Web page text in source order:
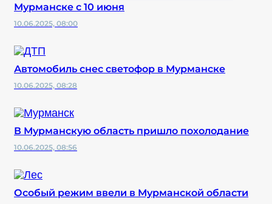
Мурманске с 10 июня
10.06.2025, 08:00
Автомобиль снес светофор в Мурманске
10.06.2025, 08:28
В Мурманскую область пришло похолодание
10.06.2025, 08:56
Особый режим ввели в Мурманской области